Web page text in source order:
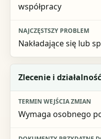
współpracy
Nakładające się lub
Zlecenie i
Wymaga osobnego